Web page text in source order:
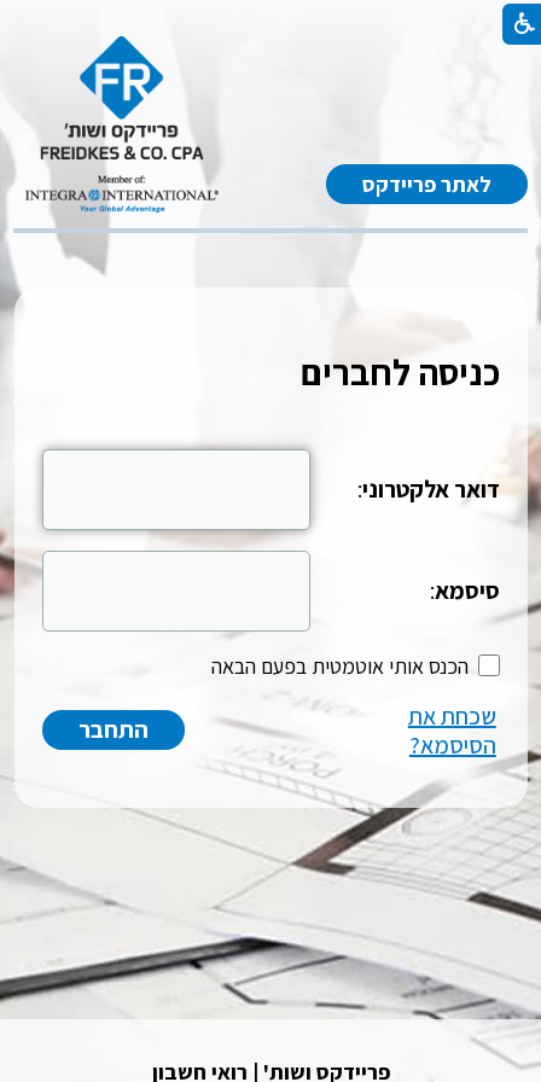
לאתר פריידקס
כניסה לחברים
דואר אלקטרוני:
סיסמא:
הכנס אותי אוטמטית בפעם הבאה
שכחת את
הסיסמא?
פריידקס ושות' | רואי חשבון